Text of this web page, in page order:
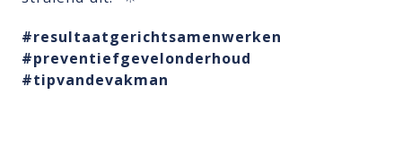
#resultaatgerichtsamenwerken
#preventiefgevelonderhoud
#tipvandevakman